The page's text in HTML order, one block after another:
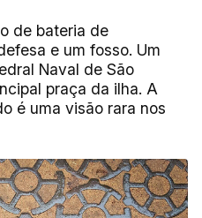
de bateria de
e um fosso. Um
Naval de São
praça da ilha. A
é uma visão rara nos